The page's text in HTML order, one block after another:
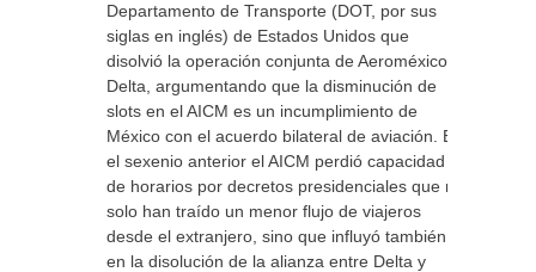
Departamento de Transporte (DOT, por sus
siglas en inglés) de Estados Unidos que
disolvió la operación conjunta de Aeroméxico y
Delta, argumentando que la disminución de
slots en el AICM es un incumplimiento de
México con el acuerdo bilateral de aviación. En
el sexenio anterior el AICM perdió capacidad
de horarios por decretos presidenciales que no
solo han traído un menor flujo de viajeros
desde el extranjero, sino que influyó también
en la disolución de la alianza entre Delta y